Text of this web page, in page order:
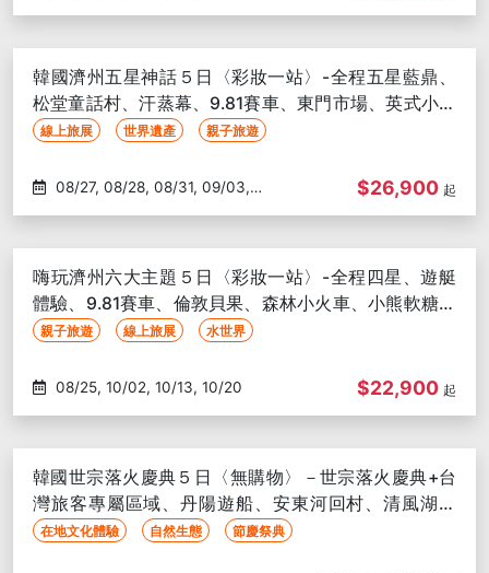
09/16, 09/23, 09/30, 10/05,
韓國濟州五星神話５日〈彩妝一站〉-全程五星藍鼎、
松堂童話村、汗蒸幕、9.81賽車、東門市場、英式小火
車、跆拳道秀
線上旅展 世界遺產 親子旅遊
09/04, 09/06, 09/07, 09/10,
10/05, 10/09, 10/18, 10/19
$26,900 起
嗨玩濟州六大主題５日〈彩妝一站〉-全程四星、遊艇
體驗、9.81賽車、倫敦貝果、森林小火車、小熊軟糖世
界、韓服體驗
親子旅遊 線上旅展 水世界
08/25, 10/02, 10/13, 10/20 $22,900 起
韓國世宗落火慶典５日〈無購物〉－世宗落火慶典+台
灣旅客專屬區域、丹陽遊船、安東河回村、清風湖纜
車、滿天下SKY WALK
在地文化體驗 自然生態 節慶祭典